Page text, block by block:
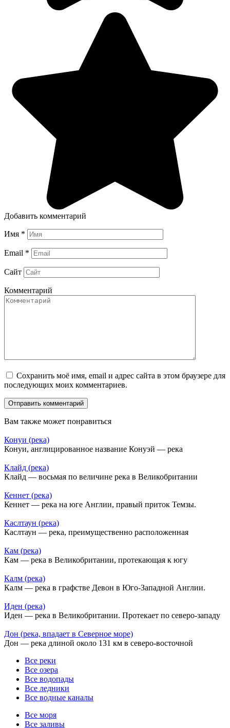
Добавить комментарий
Имя *
Email *
Сайт
Комментарий
Сохранить моё имя, email и адрес сайта в этом браузере для
последующих моих комментариев.
Вам также может понравиться
Конуи (река)
Конуи, англицированное название Конуэй — река
Клайд (река)
Клайд — восьмая по величине река в Великобритании
Кеннет (река)
Кеннет — река на юге Англии, правый приток Темзы.
Каслтаун (река)
Каслтаун — река, преимущественно расположенная
Кам (река)
Кам — река в Великобритании, протекающая к югу
Калм (река)
Калм — река в графстве Девон в Юго-Западной Англии.
Иден (река)
Иден — река в Великобритании. Протекает по северо-западу
Дон (река, впадает в Северное море)
Дон — река длиной около 131 км в северо-восточной
Все реки
Все озера
Все водопады
Все ледники
Все водные каналы
Все моря
Все заливы